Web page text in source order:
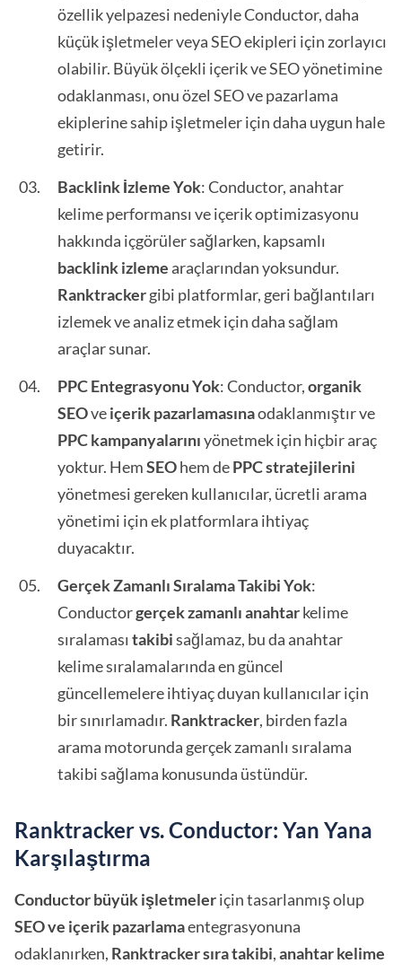
özellik yelpazesi nedeniyle Conductor, daha
küçük işletmeler veya SEO ekipleri için zorlayıcı
olabilir. Büyük ölçekli içerik ve SEO yönetimine
odaklanması, onu özel SEO ve pazarlama
ekiplerine sahip işletmeler için daha uygun hale
getirir.
Backlink İzleme Yok: Conductor, anahtar
kelime performansı ve içerik optimizasyonu
hakkında içgörüler sağlarken, kapsamlı
backlink izleme araçlarından yoksundur.
Ranktrackergibi platformlar, geri bağlantıları
izlemek ve analiz etmek için daha sağlam
araçlar sunar.
PPC Entegrasyonu Yok: Conductor,organik
SEOveiçerik pazarlamasınaodaklanmıştır ve
PPC kampanyalarınıyönetmek için hiçbir araç
yoktur. HemSEOhem dePPC stratejilerini
yönetmesi gereken kullanıcılar, ücretli arama
yönetimi için ek platformlara ihtiyaç
duyacaktır.
Gerçek Zamanlı Sıralama Takibi Yok:
Conductorgerçek zamanlı anahtarkelime
sıralaması takibisağlamaz, bu da anahtar
kelime sıralamalarında en güncel
güncellemelere ihtiyaç duyan kullanıcılar için
bir sınırlamadır. Ranktracker, birden fazla
arama motorunda gerçek zamanlı sıralama
takibi sağlama konusunda üstündür.
Ranktracker vs. Conductor: Yan Yana
Karşılaştırma
Conductorbüyük işletmeleriçin tasarlanmış olup
SEO ve içerik pazarlamaentegrasyonuna
odaklanırken, Ranktrackersıra takibi,anahtar kelime